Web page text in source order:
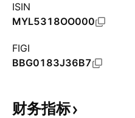
ISIN
MYL5318OO000
FIGI
BBG0183J36B7
财务指标